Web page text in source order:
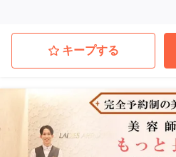
アートネイチャー◆前橋店
群馬県前橋市
(前橋駅 徒歩 6分)
アートネイチャー◆大宮店
埼玉県さいたま市大宮区 (大宮駅 徒歩
群馬県高崎市
(高崎駅 徒歩 7分)
アートネイチャー◆熊谷店
埼玉県熊谷市
(熊谷駅 徒歩 3分)
...他
キープする